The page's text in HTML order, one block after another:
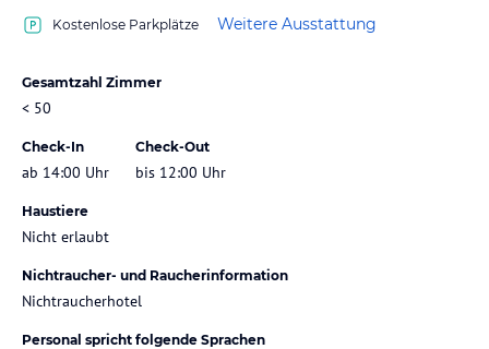
Kostenlose Parkplätze Weitere Ausstattung
Gesamtzahl Zimmer
< 50
Check-In
ab 14:00 Uhr
Check-Out
bis 12:00 Uhr
Haustiere
Nicht erlaubt
Nichtraucher- und Raucherinformation
Nichtraucherhotel
Personal spricht folgende Sprachen